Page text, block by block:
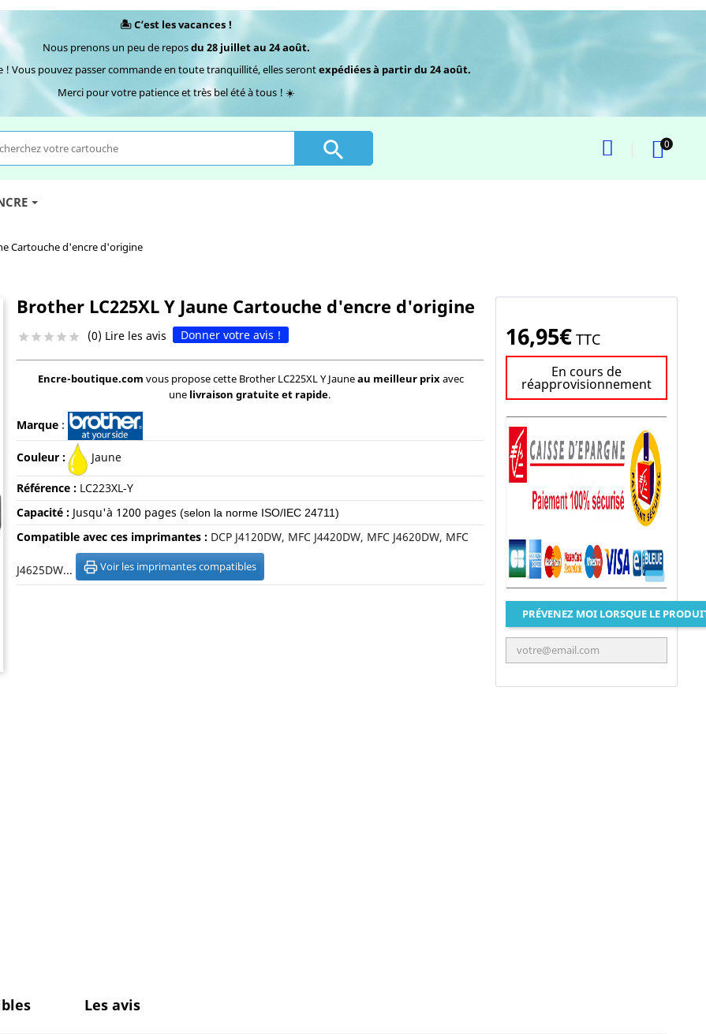
🏝️ C’est les vacances !
Nous prenons un peu de reposdu 28 juillet au 24 août.
! Vous pouvez passer commande en toute tranquillité, elles serontexpédiées à partir du 24 août.
Merci pour votre patience et très bel été à tous ! ☀️
 0
Cartouche d'encre d'origine
Brother LC225XL Y Jaune Cartouche d'encre d'origine
     (0) Lire les avis Donner votre avis !
Encre-boutique.com vous propose cette Brother LC225XL Y Jauneau meilleur prix avec
une livraison gratuite et rapide.
Marque:
Couleur : Jaune
Référence : LC223XL-Y
Capacité : Jusqu'à 1200 pages (selon la norme ISO/IEC 24711)
Compatible avec ces imprimantes : DCP J4120DW, MFC J4420DW, MFC J4620DW, MFC
J4625DW... Voir les imprimantes compatibles
16,95€ TTC
En cours de
réapprovisionnement
PRÉVENEZ MOI LORSQUE LE
Les avis